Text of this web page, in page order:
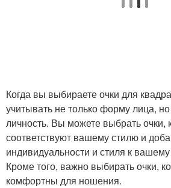
Когда вы выбираете очки для
учитывать не только форму лица,
личность. Вы можете выбрать очки,
соответствуют вашему стилю и
индивидуальности и стиля к
Кроме того, важно выбирать очки,
комфортны для ношения.